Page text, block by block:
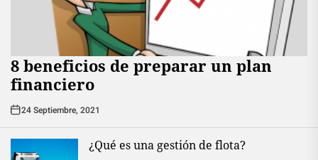
8 beneficios de preparar un plan
financiero
24 Septiembre, 2021
¿Qué es una gestión de flota?